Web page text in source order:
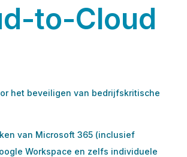
to-Cloud
het beveiligen van bedrijfskritische
van Microsoft 365 (inclusief
Workspace en zelfs individuele